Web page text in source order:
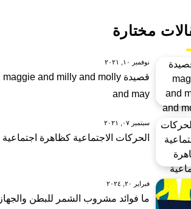
مختارة
نوفمبر ١٠, ٢٠٢١
قصيدة maggie and milly and molly
and may
سبتمبر ٠٧, ٢٠٢١
الحركات الاجتماعية كظاهرة اجتماعية
فبراير ٢٠, ٢٠٢٤
ما فوائد مشروب الشمر للبطن والجهاز